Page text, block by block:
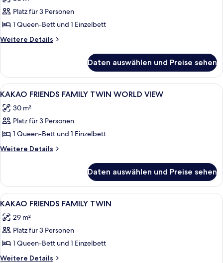
VIEW
LOTTY
LORRY
FAMILY
Platz für 3 Personen
1 Queen-Bett und 1 Einzelbett
Weitere Details
Weitere
LORRY
FAMILY
TWIN
Daten auswählen und Preise sehen
Alle
Fotos
für
KAKAO
FRIENDS
FAMILY
VIEW
anzeigen
Ein Zimmer mit einem großen
5
KAKAO FRIENDS FAMILY TWIN WORLD VIEW
30 m²
Platz für 3 Personen
1 Queen-Bett und 1 Einzelbett
Weitere Details
Weitere
FRIENDS
FAMILY
TWIN
VIEW
Daten auswählen und Preise sehen
Alle
Fotos
für
KAKAO
FRIENDS
FAMILY
Hochwertige Bettwaren,
4
KAKAO FRIENDS FAMILY TWIN
29 m²
Platz für 3 Personen
1 Queen-Bett und 1 Einzelbett
Weitere Details
Weitere